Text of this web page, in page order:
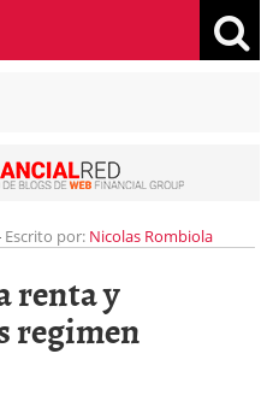
Escrito por: Nicolas Rombiola
renta y
regimen